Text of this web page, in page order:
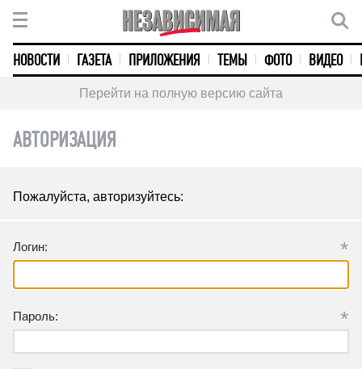
НОВОСТИ ГАЗЕТА ПРИЛОЖЕНИЯ ТЕМЫ ФОТО ВИДЕО
Перейти на полную версию сайта
АВТОРИЗАЦИЯ
Пожалуйста, авторизуйтесь:
Логин: *
Пароль: *